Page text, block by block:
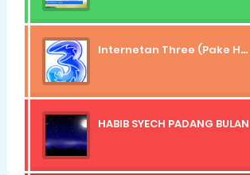
Internetan Three (Pake HaPe)
HABIB SYECH PADANG BULAN